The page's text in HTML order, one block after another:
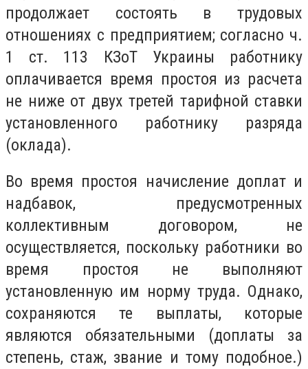
продолжает состоять в трудовых
отношениях с предприятием; согласно ч.
1 ст. 113 КЗоТ Украины работнику
оплачивается время простоя из расчета
не ниже от двух третей тарифной ставки
установленного работнику разряда
(оклада).
Во время простоя начисление доплат и
надбавок, предусмотренных
коллективным договором, не
осуществляется, поскольку работники во
время простоя не выполняют
установленную им норму труда. Однако,
сохраняются те выплаты, которые
являются обязательными (доплаты за
степень, стаж, звание и тому подобное.)